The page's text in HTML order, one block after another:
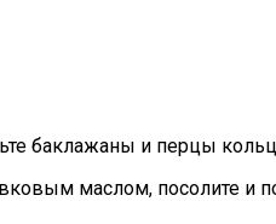
баклажаны и перцы
маслом, посолите и